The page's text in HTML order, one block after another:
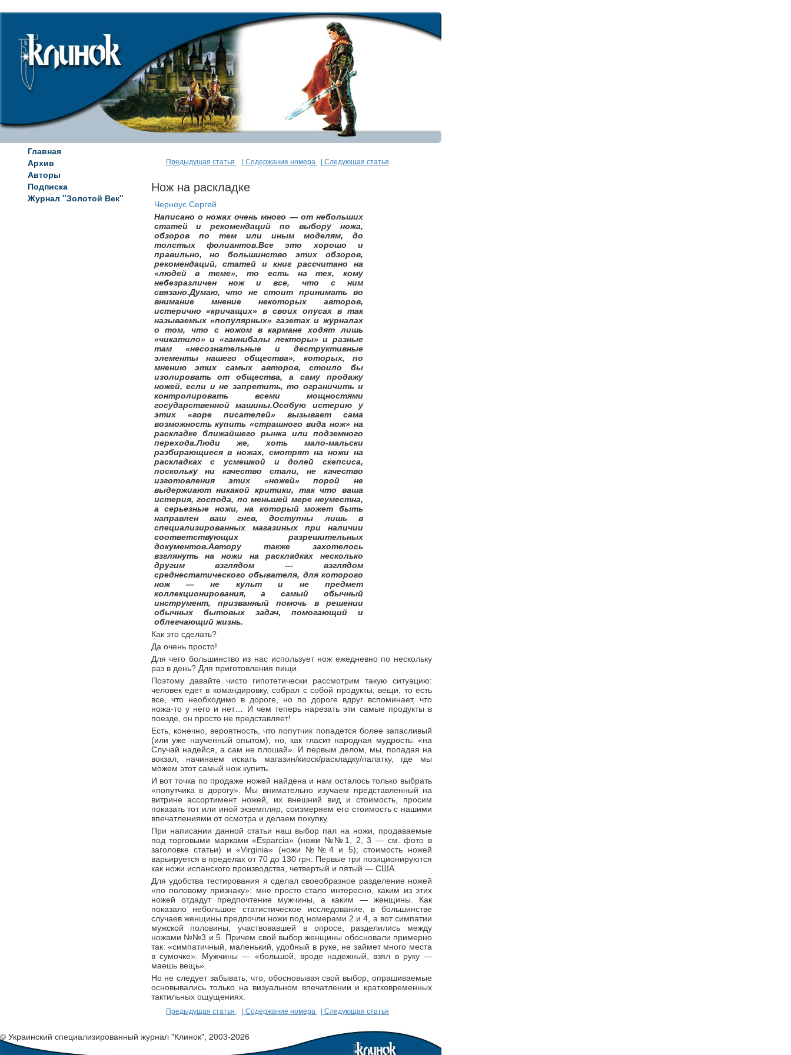
Главная
Архив
Авторы
Подписка
Журнал "Золотой Век"
Предыдущая статья | Содержание номера | Следующая статья
Нож на раскладке
Черноус Сергей
Написано о ножах очень много — от небольших
статей и рекомендаций по выбору ножа,
обзоров по тем или иным моделям, до
толстых фолиантов.Все это хорошо и
правильно, но большинство этих обзоров,
рекомендаций, статей и книг рассчитано на
«людей в теме», то есть на тех, кому
небезразличен нож и все, что с ним
связано.Думаю, что не стоит принимать во
внимание мнение некоторых авторов,
истерично «кричащих» в своих опусах в так
называемых «популярных» газетах и журналах
о том, что с ножом в кармане ходят лишь
«чикатило» и «ганнибалы лекторы» и разные
там «несознательные и деструктивные
элементы нашего общества», которых, по
мнению этих самых авторов, стоило бы
изолировать от общества, а саму продажу
ножей, если и не запретить, то ограничить и
контролировать всеми мощностями
государственной машины.Особую истерию у
этих «горе писателей» вызывает сама
возможность купить «страшного вида нож» на
раскладке ближайшего рынка или подземного
перехода.Люди же, хоть мало-мальски
разбирающиеся в ножах, смотрят на ножи на
раскладках с усмешкой и долей скепсиса,
поскольку ни качество стали, не качество
изготовления этих «ножей» порой не
выдержиают никакой критики, так что ваша
истерия, господа, по меньшей мере неуместна,
а серьезные ножи, на который может быть
направлен ваш гнев, доступны лишь в
специализированных магазиных при наличии
соответствующих разрешительных
документов.Автору также захотелось
взглянуть на ножи на раскладках несколько
другим взглядом — взглядом
среднестатического обывателя, для которого
нож — не культ и не предмет
коллекционирования, а самый обычный
инструмент, призванный помочь в решении
обычных бытовых задач, помогающий и
облегчающий жизнь.
Как это сделать?
Да очень просто!
Для чего большинство из нас использует нож ежедневно по нескольку
раз в день? Для приготовления пищи.
Поэтому давайте чисто гипотетически рассмотрим такую ситуацию:
человек едет в командировку, собрал с собой продукты, вещи, то есть
все, что необходимо в дороге, но по дороге вдруг вспоминает, что
ножа-то у него и нет… И чем теперь нарезать эти самые продукты в
поезде, он просто не представляет!
Есть, конечно, вероятность, что попутчик попадется более запасливый
(или уже наученный опытом), но, как гласит народная мудрость: «на
Случай надейся, а сам не плошай». И первым делом, мы, попадая на
вокзал, начинаем искать магазин/киоск/раскладку/палатку, где мы
можем этот самый нож купить.
И вот точка по продаже ножей найдена и нам осталось только выбрать
«попутчика в дорогу». Мы внимательно изучаем представленный на
витрине ассортимент ножей, их внешний вид и стоимость, просим
показать тот или иной экземпляр, соизмеряем его стоимость с нашими
впечатлениями от осмотра и делаем покупку.
При написании данной статьи наш выбор пал на ножи, продаваемые
под торговыми марками «Esparcia» (ножи №№1, 2, 3 — см. фото в
заголовке статьи) и «Virginia» (ножи №№4 и 5); стоимость ножей
варьируется в пределах от 70 до 130 грн. Первые три позиционируются
как ножи испанского производства, четвертый и пятый — США.
Для удобства тестирования я сделал своеобразное разделение ножей
«по половому признаку»: мне просто стало интересно, каким из этих
ножей отдадут предпочтение мужчины, а каким — женщины. Как
показало небольшое статистическое исследование, в большинстве
случаев женщины предпочли ножи под номерами 2 и 4, а вот симпатии
мужской половины, участвовавшей в опросе, разделились между
ножами №№3 и 5. Причем свой выбор женщины обосновали примерно
так: «симпатичный, маленький, удобный в руке, не займет много места
в сумочке». Мужчины — «большой, вроде надежный, взял в руку —
маешь вещь».
Но не следует забывать, что, обосновывая свой выбор, опрашиваемые
основывались только на визуальном впечатлении и кратковременных
тактильных ощущениях.
Предыдущая статья | Содержание номера | Следующая статья
© Украинский специализированный журнал "Клинок", 2003-2026